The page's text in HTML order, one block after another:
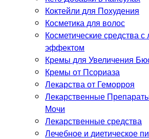
Коктейли для Похудения
Косметика для волос
Косметические средства
эффектом
Кремы для Увеличения
Кремы от Псориаза
Лекарства от Геморроя
Лекарственные
Мочи
Лекарственные средства
Лечебное и диетическое